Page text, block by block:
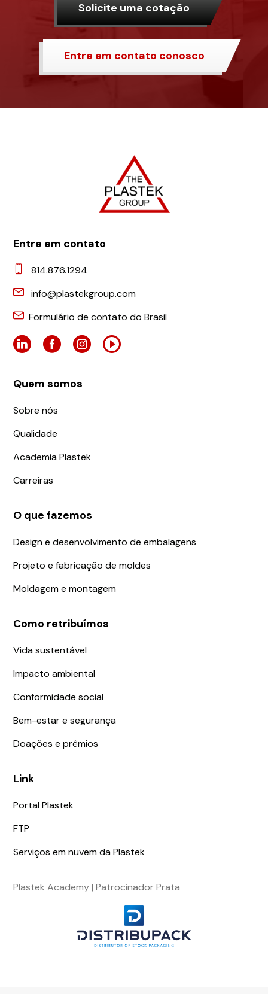
Solicite uma cotação
Entre em contato conosco
Entre em contato
814.876.1294
info@plastekgroup.com
Formulário de contato do Brasil
Quem somos
Sobre nós
Qualidade
Academia Plastek
Carreiras
O que fazemos
Design e desenvolvimento de embalagens
Projeto e fabricação de moldes
Moldagem e montagem
Como retribuímos
Vida sustentável
Impacto ambiental
Conformidade social
Bem-estar e segurança
Doações e prêmios
Link
Portal Plastek
FTP
Serviços em nuvem da Plastek
Plastek Academy | Patrocinador Prata